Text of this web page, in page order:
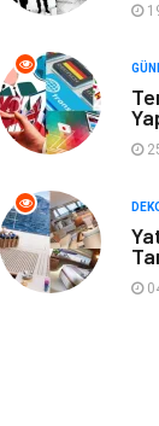
Nakliyat
Hediyelik Eşya
Alüminyum
Kültür Sanat